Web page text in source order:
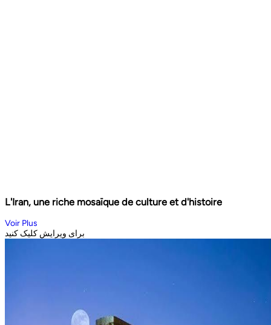
L'Iran, une riche mosaïque de culture et d'histoire
Voir Plus
برای ویرایش کلیک کنید